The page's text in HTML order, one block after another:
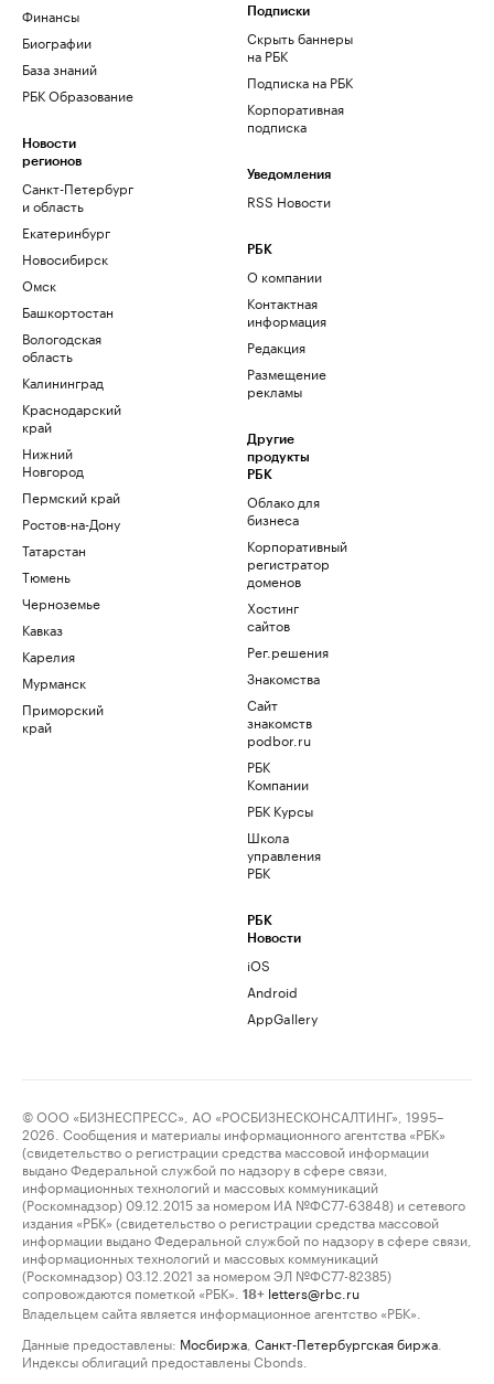
Финансы
Биографии
База знаний
РБК Образование
Новости
регионов
Санкт-Петербург
и область
Екатеринбург
Новосибирск
Омск
Башкортостан
Вологодская
область
Калининград
Краснодарский
край
Нижний
Новгород
Пермский край
Ростов-на-Дону
Татарстан
Тюмень
Черноземье
Кавказ
Карелия
Мурманск
Приморский
край
Подписки
Скрыть баннеры
на РБК
Подписка на РБК
Корпоративная
подписка
Уведомления
RSS Новости
РБК
О компании
Контактная
информация
Редакция
Размещение
рекламы
Другие
продукты
РБК
Облако для
бизнеса
Корпоративный
регистратор
доменов
Хостинг
сайтов
Рег.решения
Знакомства
Сайт
знакомств
podbor.ru
РБК
Компании
РБК Курсы
Школа
управления
РБК
РБК
Новости
iOS
Android
AppGallery
© ООО «БИЗНЕСПРЕСС», АО «РОСБИЗНЕСКОНСАЛТИНГ», 1995–
2026. Сообщения и материалы информационного агентства «РБК»
(свидетельство о регистрации средства массовой информации
выдано Федеральной службой по надзору в сфере связи,
информационных технологий и массовых коммуникаций
(Роскомнадзор) 09.12.2015 за номером ИА №ФС77-63848) и сетевого
издания «РБК» (свидетельство о регистрации средства массовой
информации выдано Федеральной службой по надзору в сфере связи,
информационных технологий и массовых коммуникаций
(Роскомнадзор) 03.12.2021 за номером ЭЛ №ФС77-82385)
сопровождаются пометкой «РБК».
18+ letters@rbc.ru
Владельцем сайта является информационное агентство «РБК».
Данные предоставлены: Мосбиржа Санкт-Петербургская биржа
Индексы облигаций предоставлены Cbonds.